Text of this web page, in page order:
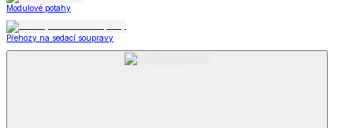
Modulové potahy
Přehozy na sedací soupravy